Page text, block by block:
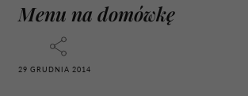
Menu na domówkę
29 GRUDNIA 2014